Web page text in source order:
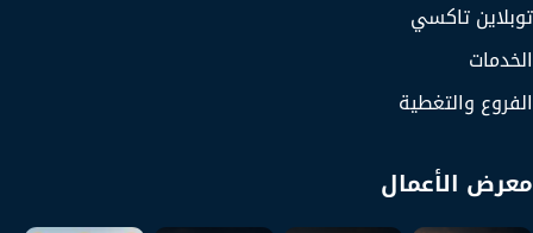
توبلاين تاكسي
الخدمات
الفروع والتغطية
معرض الأعمال